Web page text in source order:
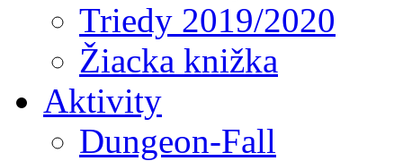
Triedy 2019/2020
Žiacka knižka
Aktivity
Dungeon-Fall